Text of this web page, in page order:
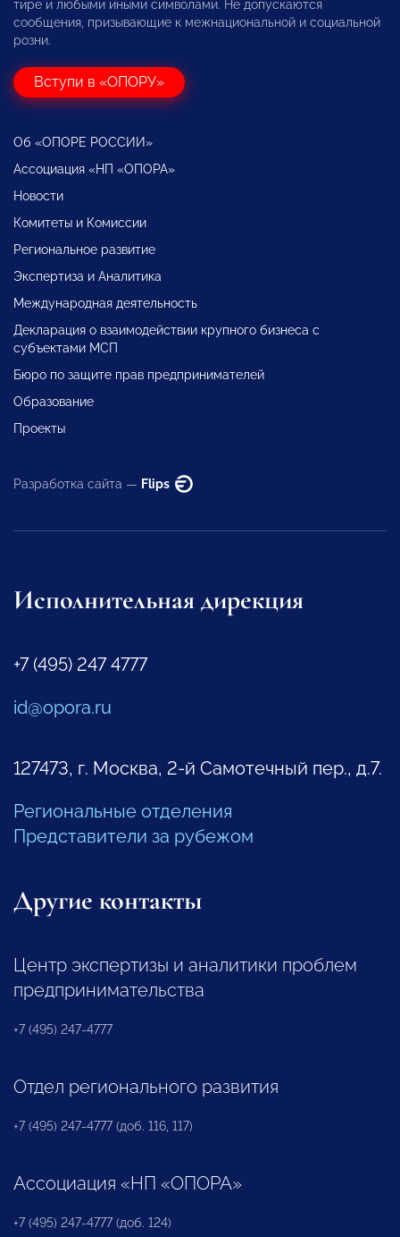
тире и любыми иными символами. Не допускаются
сообщения, призывающие к межнациональной и социальной
розни.
Вступи в «ОПОРУ»
Об «ОПОРЕ РОССИИ»
Ассоциация «НП «ОПОРА»
Новости
Комитеты и Комиссии
Региональное развитие
Экспертиза и Аналитика
Международная деятельность
Декларация о взаимодействии крупного бизнеса с
субъектами МСП
Бюро по защите прав предпринимателей
Образование
Проекты
Разработка сайта — Flips
Исполнительная дирекция
+7 (495) 247 4777
id@opora.ru
127473, г. Москва, 2-й Самотечный пер., д.7.
Региональные отделения
Представители за рубежом
Другие контакты
Центр экспертизы и аналитики проблем
предпринимательства
+7 (495) 247-4777
Отдел регионального развития
+7 (495) 247-4777 (доб. 116, 117)
Ассоциация «НП «ОПОРА»
+7 (495) 247-4777 (доб. 124)